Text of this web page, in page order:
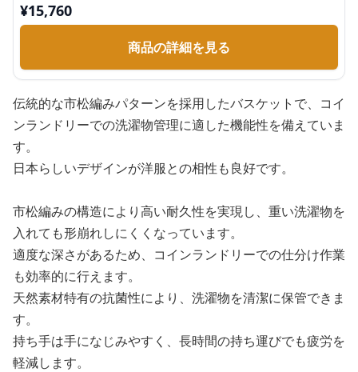
¥15,760
商品の詳細を見る
伝統的な市松編みパターンを採用したバスケットで、コイ
ンランドリーでの洗濯物管理に適した機能性を備えていま
す。
日本らしいデザインが洋服との相性も良好です。
市松編みの構造により高い耐久性を実現し、重い洗濯物を
入れても形崩れしにくくなっています。
適度な深さがあるため、コインランドリーでの仕分け作業
も効率的に行えます。
天然素材特有の抗菌性により、洗濯物を清潔に保管できま
す。
持ち手は手になじみやすく、長時間の持ち運びでも疲労を
軽減します。